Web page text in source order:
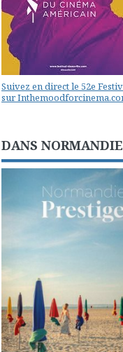
Suivez en direct le 52e
sur
DANS